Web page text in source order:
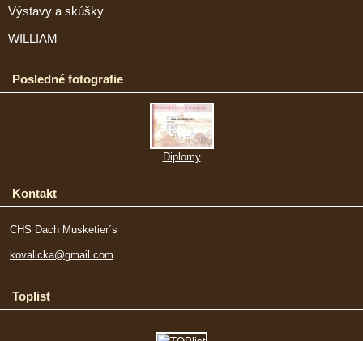
Výstavy a skúšky
WILLIAM
Posledné fotografie
Diplomy
Kontakt
CHS Dach Musketier´s
kovalicka@gmail.com
Toplist